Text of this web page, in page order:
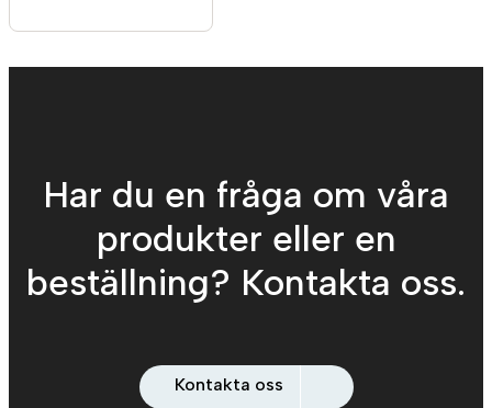
Har du en fråga om våra
produkter eller en
beställning? Kontakta oss.
Kontakta oss